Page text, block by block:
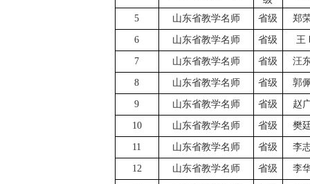
5 山东省教学名师 省级 郑
6 山东省教学名师 省级 王
7 山东省教学名师 省级 汪
8 山东省教学名师 省级 郭
9 山东省教学名师 省级 赵
10 山东省教学名师 省级 樊
11 山东省教学名师 省级 李
12 山东省教学名师 省级 李